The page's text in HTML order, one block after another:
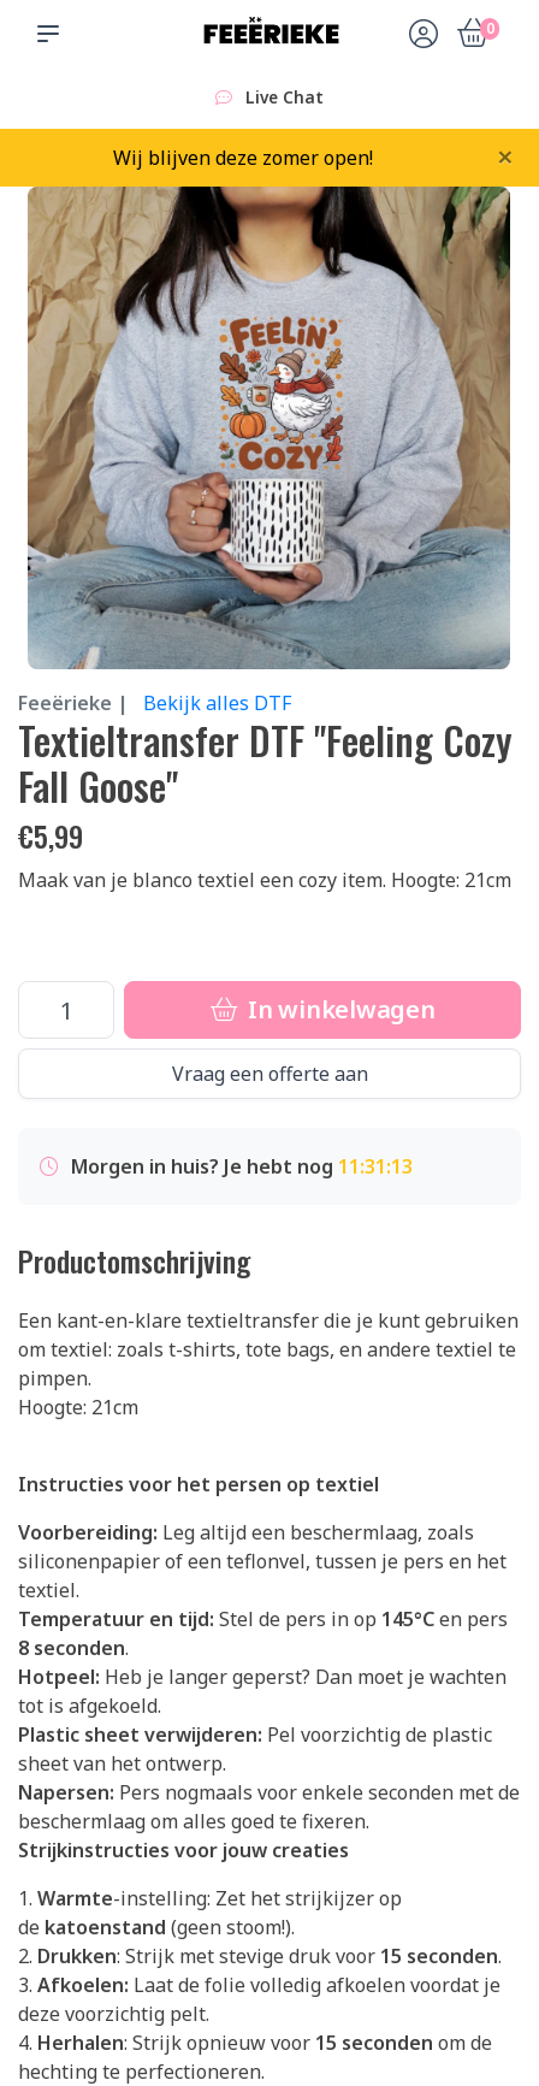
0
Live Chat
Wij blijven deze zomer open! ×
Feeërieke | Bekijk alles DTF
Textieltransfer DTF "Feeling Cozy
Fall Goose"
€5,99
Maak van je blanco textiel een cozy item. Hoogte: 21cm
In winkelwagen
Vraag een offerte aan
Morgen in huis? Je hebt nog 11:31:12
Productomschrijving
Een kant-en-klare textieltransfer die je kunt gebruiken
om textiel: zoals t-shirts, tote bags, en andere textiel te
pimpen.
Hoogte: 21cm
Instructies voor het persen op textiel
Voorbereiding: Leg altijd een beschermlaag, zoals
siliconenpapier of een teflonvel, tussen je pers en het
textiel.
Temperatuur en tijd: Stel de pers in op 145°Cen pers
8 seconden.
Hotpeel: Heb je langer geperst? Dan moet je wachten
tot is afgekoeld.
Plastic sheet verwijderen: Pel voorzichtig de plastic
sheet van het ontwerp.
Napersen: Pers nogmaals voor enkele seconden met de
beschermlaag om alles goed te fixeren.
Strijkinstructies voor jouw creaties
1. Warmte-instelling: Zet het strijkijzer op
de katoenstand (geen stoom!).
2. Drukken: Strijk met stevige druk voor 15 seconden.
3. Afkoelen: Laat de folie volledig afkoelen voordat je
deze voorzichtig pelt.
4. Herhalen: Strijk opnieuw voor 15 seconden om de
hechting te perfectioneren.